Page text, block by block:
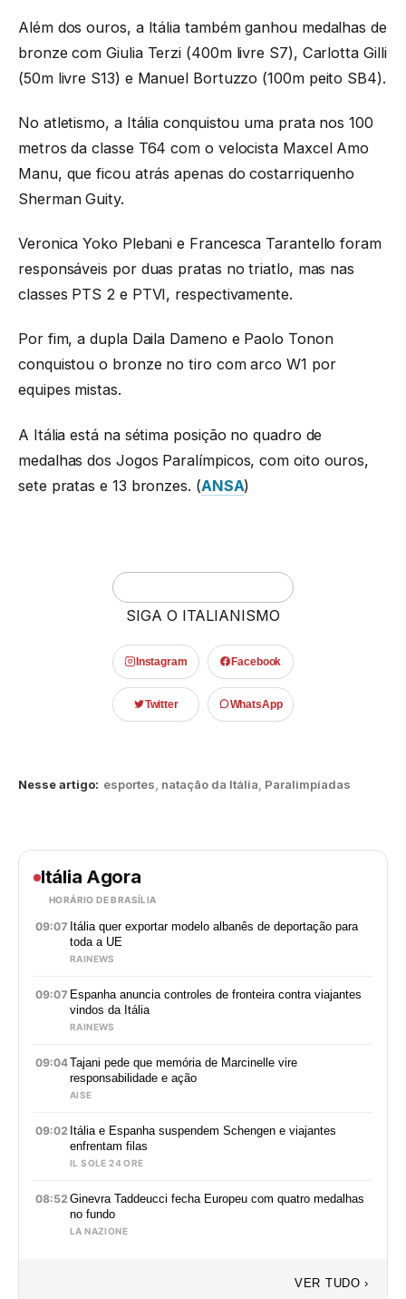
Além dos ouros, a Itália também ganhou medalhas de
bronze com Giulia Terzi (400m livre S7), Carlotta Gilli
(50m livre S13) e Manuel Bortuzzo (100m peito SB4).
No atletismo, a Itália conquistou uma prata nos 100
metros da classe T64 com o velocista Maxcel Amo
Manu, que ficou atrás apenas do costarriquenho
Sherman Guity.
Veronica Yoko Plebani e Francesca Tarantello foram
responsáveis por duas pratas no triatlo, mas nas
classes PTS 2 e PTVI, respectivamente.
Por fim, a dupla Daila Dameno e Paolo Tonon
conquistou o bronze no tiro com arco W1 por
equipes mistas.
A Itália está na sétima posição no quadro de
medalhas dos Jogos Paralímpicos, com oito ouros,
sete pratas e 13 bronzes. (ANSA)
SIGA O ITALIANISMO
Instagram Facebook
Twitter WhatsApp
Nesse artigo: esportes natação da Itália Paralimpíadas
Itália Agora
HORÁRIO DE BRASÍLIA
09:07 Itália quer exportar modelo albanês de deportação para
toda a UE
RAINEWS
09:07 Espanha anuncia controles de fronteira contra viajantes
vindos da Itália
RAINEWS
09:04Tajani pede que memória de Marcinelle vire
responsabilidade e ação
AISE
09:02 Itália e Espanha suspendem Schengen e viajantes
enfrentam filas
IL SOLE 24 ORE
08:52Ginevra Taddeucci fecha Europeu com quatro medalhas
no fundo
LA NAZIONE
VER TUDO ›